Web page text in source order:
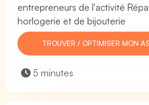
entrepreneurs de l'activité
horlogerie et de bijouterie
TROUVER / OPTIMISER MON
5 minutes